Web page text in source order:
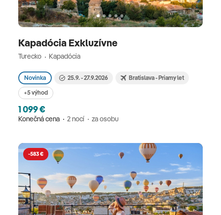
Kapadócia Exkluzívne
Turecko Kapadócia
Novinka 25.9. - 27.9.2026 Bratislava - Priamy let
+5 výhod
1 099 €
Konečná cena 2 nocí za osobu
-583 €